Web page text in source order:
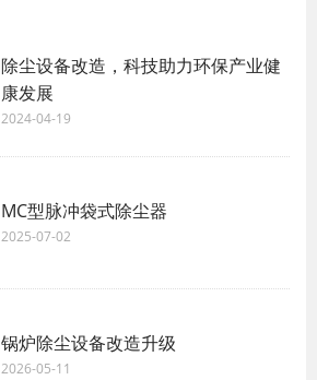
除尘设备改造，科技助力环保产业健
康发展
2024-04-19
MC型脉冲袋式除尘器
2025-07-02
锅炉除尘设备改造升级
2026-05-11